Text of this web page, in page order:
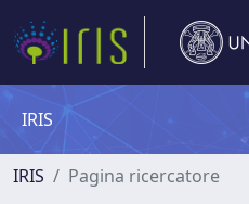
IRIS
IRIS Pagina ricercatore